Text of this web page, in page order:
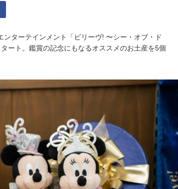
ターテインメント「ビリーヴ! 〜シー・オブ・ド
ート。鑑賞の記念にもなるオススメのお土産を5個